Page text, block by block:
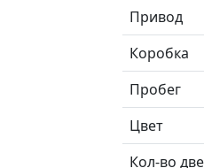
Привод
Коробка
Пробег
Цвет
Кол-во